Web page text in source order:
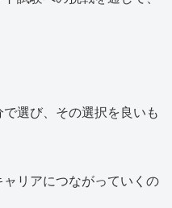
選び、その選択を良いも
リアにつながっていくの